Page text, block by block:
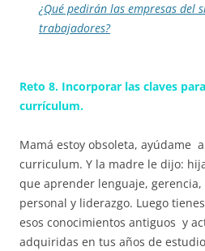
¿Qué pedirán las empresas del
trabajadores?
Reto 8. Incorporar las claves
currículum.
Mamá estoy obsoleta, ayúdame
curriculum. Y la madre le dijo:
que aprender lenguaje,
personal y liderazgo. Luego
esos conocimientos antiguos y
adquiridas en tus años de